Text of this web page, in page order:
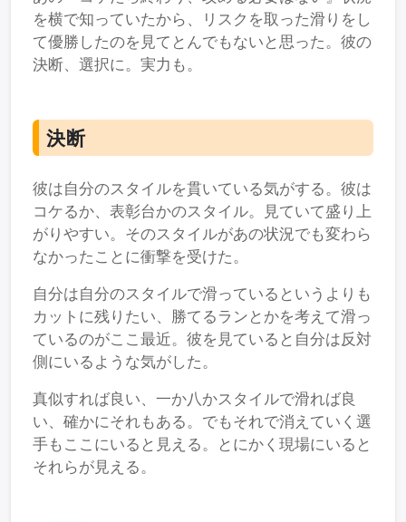
を横で知っていたから、リスクを取った滑りをし
て優勝したのを見てとんでもないと思った。彼の
決断、選択に。実力も。
決断
彼は自分のスタイルを貫いている気がする。彼は
コケるか、表彰台かのスタイル。見ていて盛り上
がりやすい。そのスタイルがあの状況でも変わら
なかったことに衝撃を受けた。
自分は自分のスタイルで滑っているというよりも
カットに残りたい、勝てるランとかを考えて滑っ
ているのがここ最近。彼を見ていると自分は反対
側にいるような気がした。
真似すれば良い、一か八かスタイルで滑れば良
い、確かにそれもある。でもそれで消えていく選
手もここにいると見える。とにかく現場にいると
それらが見える。